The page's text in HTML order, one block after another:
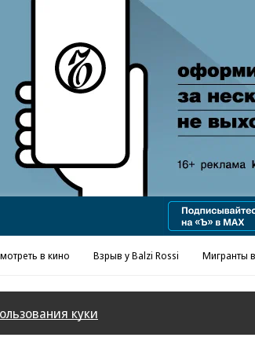
в «Ъ» www.kommersant.ru/ad
в кино Взрыв у Balzi Rossi Мигранты
куки